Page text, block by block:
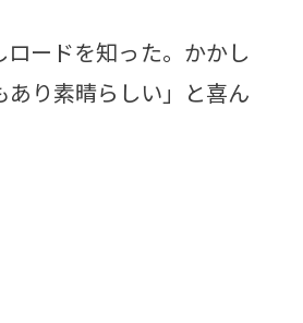
ードを知った。かかし
り素晴らしい」と喜ん